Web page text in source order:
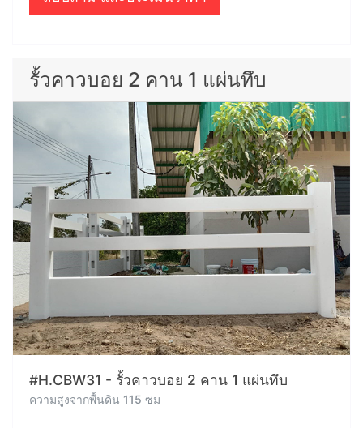
รั้วคาวบอย 2 คาน 1 แผ่นทึบ
#H.CBW31 - รั้วคาวบอย 2 คาน 1 แผ่นทึบ
ความสูงจากพื้นดิน 115 ซม